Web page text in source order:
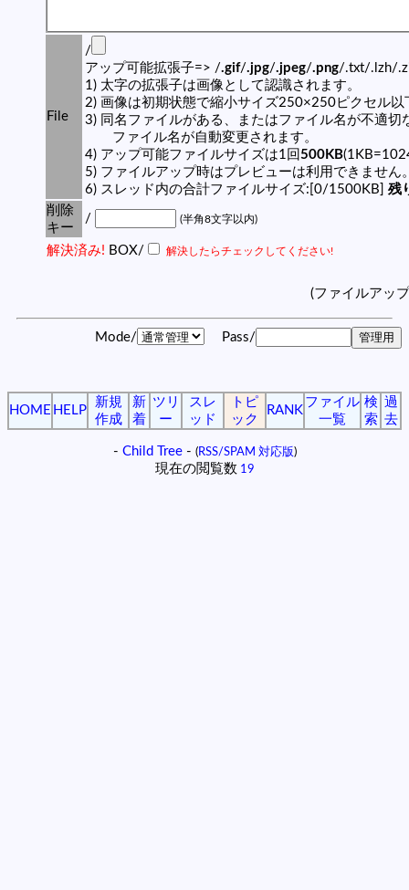
File
/
アップ可能拡張子=> /.gif/.jpg/.jpeg/.png/.txt/.lzh/
1) 太字の拡張子は画像として認識されます。
2) 画像は初期状態で縮小サイズ250×250ピクセル以
3) 同名ファイルがある、またはファイル名が不適切
ファイル名が自動変更されます。
4) アップ可能ファイルサイズは1回 500KB
5) ファイルアップ時はプレビューは利用できません
6) スレッド内の合計ファイルサイズ:[0/1500KB] 残
削除
キー
/ (半角8文字以内)
解決済み! BOX/ 解決したらチェックしてください!
(ファイルアッ
Mode/ Pass/
HOME HELP
新規
作成
新
着
ツリ
ー
スレ
ッド
トピ
ック
RANK
ファイル
一覧
検
索
過
去
- Child Tree- (RSS/SPAM 対応版)
現在の閲覧数 19